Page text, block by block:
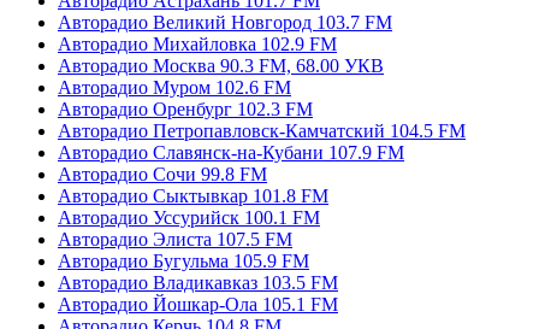
Авторадио Великий Новгород 103.7 FM
Авторадио Михайловка 102.9 FM
Авторадио Москва 90.3 FM, 68.00 УКВ
Авторадио Муром 102.6 FM
Авторадио Оренбург 102.3 FM
Авторадио Петропавловск-Камчатский 104.5 FM
Авторадио Славянск-на-Кубани 107.9 FM
Авторадио Сочи 99.8 FM
Авторадио Сыктывкар 101.8 FM
Авторадио Уссурийск 100.1 FM
Авторадио Элиста 107.5 FM
Авторадио Бугульма 105.9 FM
Авторадио Владикавказ 103.5 FM
Авторадио Йошкар-Ола 105.1 FM